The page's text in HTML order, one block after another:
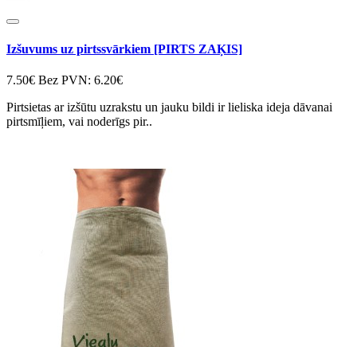
Izšuvums uz pirtssvārkiem [PIRTS ZAĶIS]
7.50€ Bez PVN: 6.20€
Pirtsietas ar izšūtu uzrakstu un jauku bildi ir lieliska ideja dāvanai
pirtsmīļiem, vai noderīgs pir..